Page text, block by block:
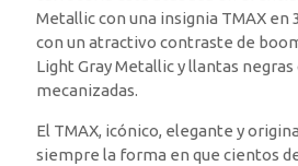
Metallic con una insignia TMAX en
con un atractivo contraste de
Light Gray Metallic y llantas
mecanizadas.
El TMAX, icónico, elegante y
siempre la forma en que cientos